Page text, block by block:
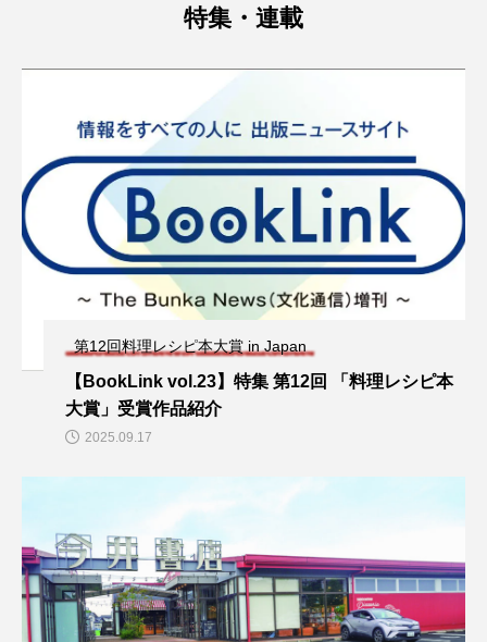
特集・連載
第12回料理レシピ本大賞 in Japan
【BookLink vol.23】特集 第12回 「料理レシピ本
大賞」受賞作品紹介
2025.09.17